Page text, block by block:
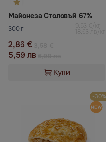
Майонеза Столовъй 67%
300 г 9,53 €/кг
18,63 лв/кг
2,86 €
5,59 лв
Купи
-30%